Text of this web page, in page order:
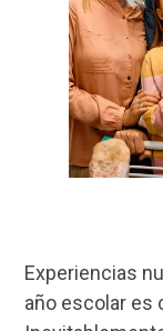
Experiencias
año escolar es